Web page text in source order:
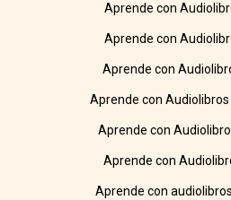
Aprende con
Aprende con
Aprende con
Aprende con
Aprende con
Aprende con
Aprende con